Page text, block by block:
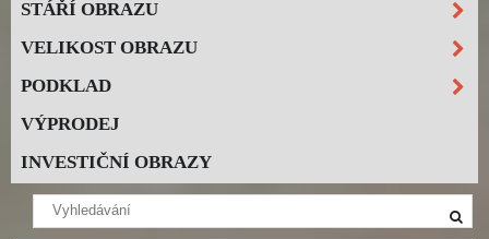
STÁŘÍ OBRAZU
VELIKOST OBRAZU
PODKLAD
VÝPRODEJ
INVESTIČNÍ OBRAZY